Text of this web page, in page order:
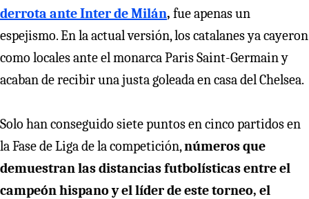
derrota ante Inter de Milán, fue apenas un
espejismo. En la actual versión, los catalanes ya cayeron
como locales ante el monarca Paris Saint-Germain y
acaban de recibir una justa goleada en casa del Chelsea.
Solo han conseguido siete puntos en cinco partidos en
la Fase de Liga de la competición,números que
demuestran las distancias futbolísticas entre el
campeón hispano y el líder de este torneo, el